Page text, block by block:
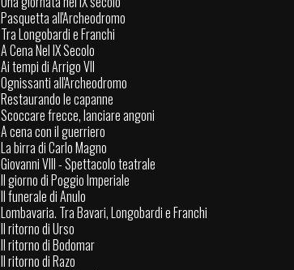
Pasquetta all'Archeodromo
Tra Longobardi e Franchi
A Cena Nel IX Secolo
Ai tempi di Arrigo VII
Ognissanti all'Archeodromo
Restaurando le capanne
Scoccare frecce, lanciare angoni
A cena con il guerriero
La birra di Carlo Magno
Giovanni VIII - Spettacolo teatrale
Il giorno di Poggio Imperiale
Il funerale di Anulo
Lombavaria. Tra Bavari, Longobardi e Franchi
Il ritorno di Urso
Il ritorno di Bodomar
Il ritorno di Razo